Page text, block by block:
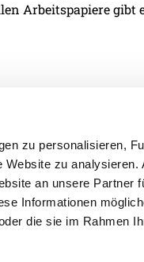
zu personalisieren,
zu analysieren.
an unsere Partner
Informationen
die sie im Rahmen
Arbeitspapiere gibt